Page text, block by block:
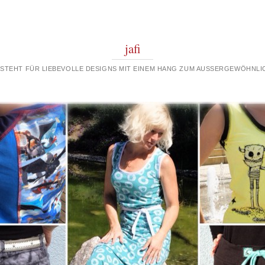
jafi
FÜR LIEBEVOLLE DESIGNS MIT EINEM HANG ZUM